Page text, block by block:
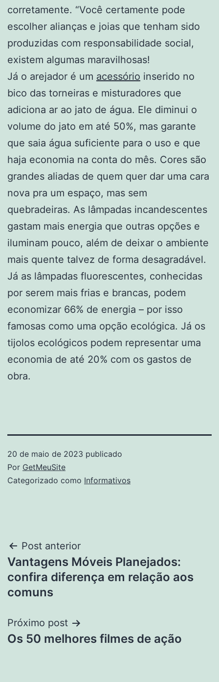
corretamente. “Você certamente pode
escolher alianças e joias que tenham sido
produzidas com responsabilidade social,
existem algumas maravilhosas!
Já o arejador é um acessório inserido no
bico das torneiras e misturadores que
adiciona ar ao jato de água. Ele diminui o
volume do jato em até 50%, mas garante
que saia água suficiente para o uso e que
haja economia na conta do mês. Cores são
grandes aliadas de quem quer dar uma cara
nova pra um espaço, mas sem
quebradeiras. As lâmpadas incandescentes
gastam mais energia que outras opções e
iluminam pouco, além de deixar o ambiente
mais quente talvez de forma desagradável.
Já as lâmpadas fluorescentes, conhecidas
por serem mais frias e brancas, podem
economizar 66% de energia – por isso
famosas como uma opção ecológica. Já os
tijolos ecológicos podem representar uma
economia de até 20% com os gastos de
obra.
20 de maio de 2023 publicado
Por GetMeuSite
Categorizado como Informativos
Navegação
de
Post
Post anterior
Vantagens Móveis Planejados:
confira diferença em relação aos
comuns
Próximo post
Os 50 melhores filmes de ação